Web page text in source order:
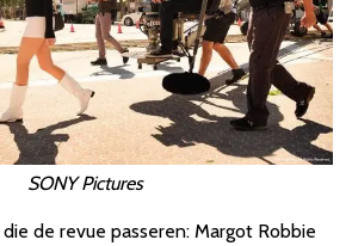
SONY Pictures
de revue passeren: Margot Robbie